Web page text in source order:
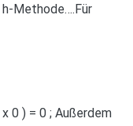
Methode….Für
0 ) = 0 ; Außerdem